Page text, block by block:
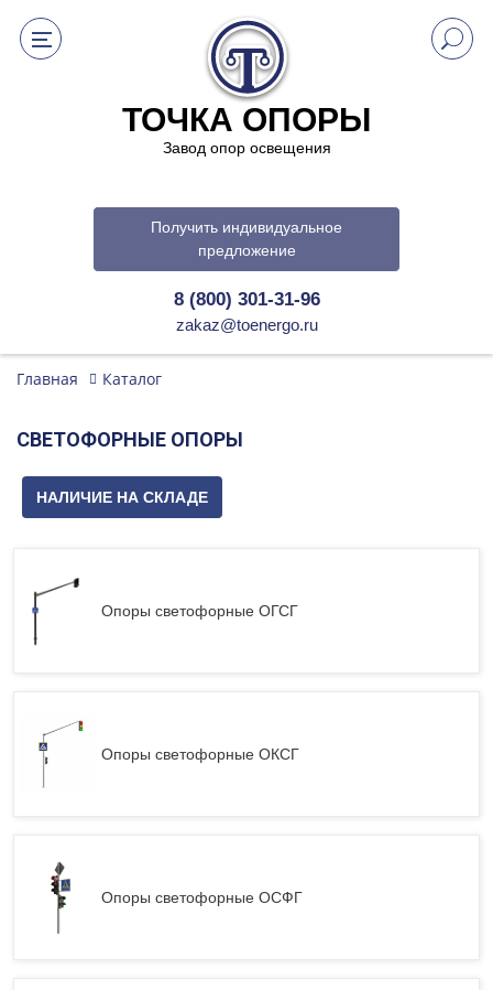
ТОЧКА ОПОРЫ
Завод опор освещения
Получить индивидуальное
предложение
8 (800) 301-31-96
zakaz@toenergo.ru
Главная Каталог
СВЕТОФОРНЫЕ ОПОРЫ
НАЛИЧИЕ НА СКЛАДЕ
Опоры светофорные ОГСГ
Опоры светофорные ОКСГ
Опоры светофорные ОСФГ